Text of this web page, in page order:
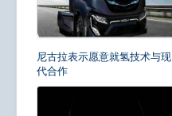
尼古拉表示愿意就氢技术与现
代合作